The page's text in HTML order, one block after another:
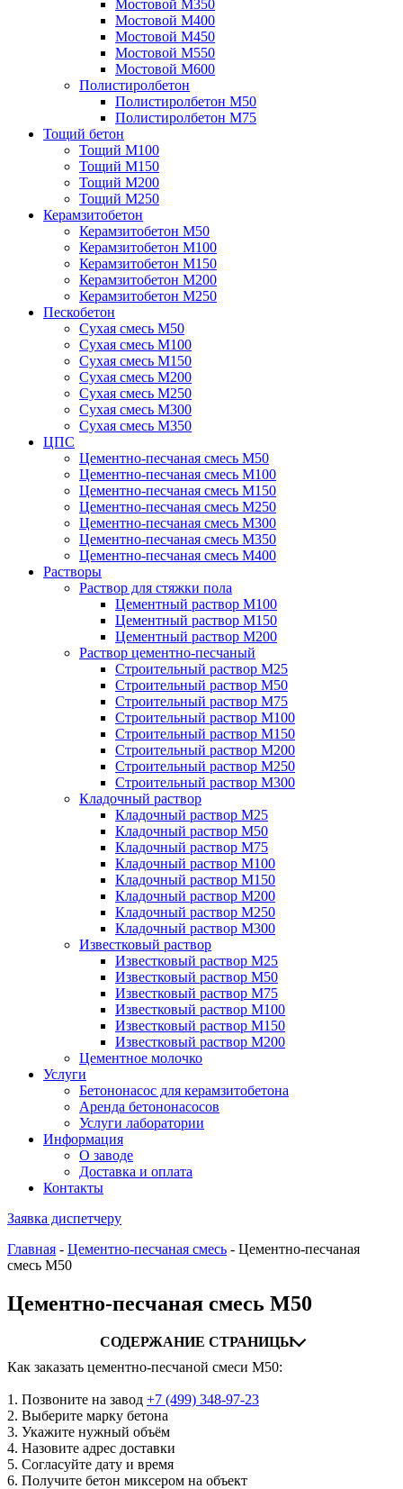
Мостовой М350
Мостовой М400
Мостовой М450
Мостовой М550
Мостовой М600
Полистиролбетон
Полистиролбетон М50
Полистиролбетон М75
Тощий бетон
Тощий М100
Тощий М150
Тощий М200
Тощий М250
Керамзитобетон
Керамзитобетон М50
Керамзитобетон М100
Керамзитобетон М150
Керамзитобетон М200
Керамзитобетон М250
Пескобетон
Сухая смесь М50
Сухая смесь М100
Сухая смесь М150
Сухая смесь М200
Сухая смесь М250
Сухая смесь М300
Сухая смесь М350
ЦПС
Цементно-песчаная смесь М50
Цементно-песчаная смесь М100
Цементно-песчаная смесь М150
Цементно-песчаная смесь М250
Цементно-песчаная смесь М300
Цементно-песчаная смесь М350
Цементно-песчаная смесь М400
Растворы
Раствор для стяжки пола
Цементный раствор М100
Цементный раствор М150
Цементный раствор М200
Раствор цементно-песчаный
Строительный раствор М25
Строительный раствор М50
Строительный раствор М75
Строительный раствор М100
Строительный раствор М150
Строительный раствор М200
Строительный раствор М250
Строительный раствор М300
Кладочный раствор
Кладочный раствор М25
Кладочный раствор М50
Кладочный раствор М75
Кладочный раствор М100
Кладочный раствор М150
Кладочный раствор М200
Кладочный раствор М250
Кладочный раствор М300
Известковый раствор
Известковый раствор М25
Известковый раствор М50
Известковый раствор М75
Известковый раствор М100
Известковый раствор М150
Известковый раствор М200
Цементное молочко
Услуги
Бетононасос для керамзитобетона
Аренда бетононасосов
Услуги лаборатории
Информация
О заводе
Доставка и оплата
Контакты
Заявка диспетчеру
Главная - Цементно-песчаная смесь - Цементно-песчаная
смесь М50
Цементно-песчаная смесь М50
СОДЕРЖАНИЕ СТРАНИЦЫ
Как заказать цементно-песчаной смеси М50:
1. Позвоните на завод +7 (499) 348-97-23
2. Выберите марку бетона
3. Укажите нужный объём
4. Назовите адрес доставки
5. Согласуйте дату и время
6. Получите бетон миксером на объект